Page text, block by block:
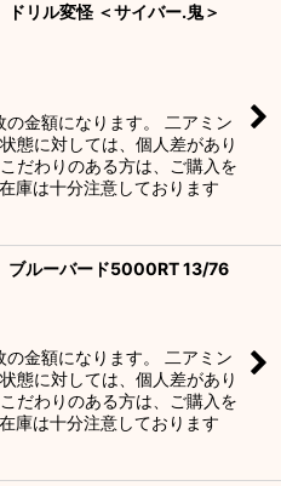
ドリル変怪 ＜サイバー.鬼＞
金額になります。 二アミン
態に対しては、個人差があり
だわりのある方は、ご購入を
庫は十分注意しております
ブルーバード5000RT 13/76
金額になります。 二アミン
態に対しては、個人差があり
だわりのある方は、ご購入を
庫は十分注意しております